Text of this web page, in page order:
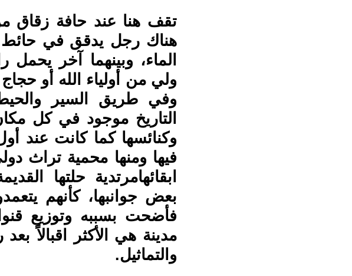
تقف هنا عند حافة زقاق
هناك رجل يدقق في
الماء، وبينهما آخر
ولي من أولياء الله أو
وفي طريق السير
التاريخ موجود في كل
فيها ومنها محمية تراث
ابقائهامرتدية حلتها
بعض جوانبها، كأنهم
فأضحت بسببه وتوزيع
مدينة هي الأكثر اقبالاً
والتماثيل.